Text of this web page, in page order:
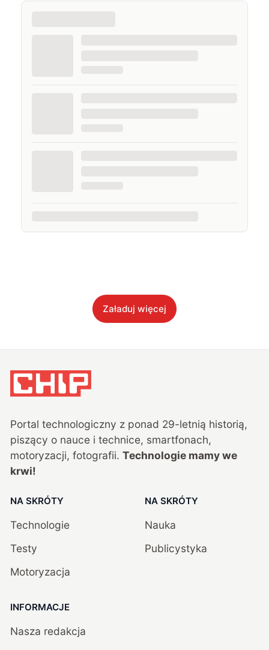
Załaduj więcej
Portal technologiczny z ponad 29-letnią historią,
piszący o nauce i technice, smartfonach,
motoryzacji, fotografii. Technologie mamy we
krwi!
NA SKRÓTY
Technologie
Testy
Motoryzacja
NA SKRÓTY
Nauka
Publicystyka
INFORMACJE
Nasza redakcja